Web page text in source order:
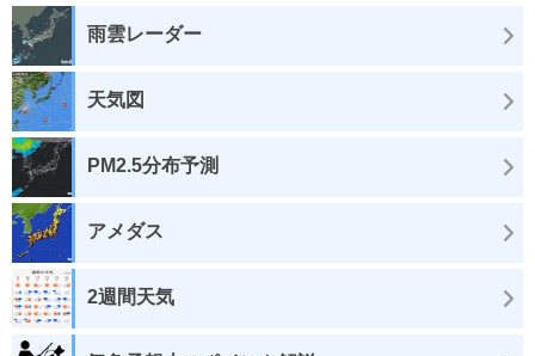
雨雲レーダー
天気図
PM2.5分布予測
アメダス
2週間天気